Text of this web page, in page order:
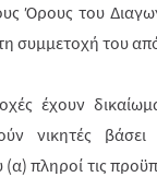
Όρους του
συμμετοχή του
έχουν
νικητές
(α) πληροί τις